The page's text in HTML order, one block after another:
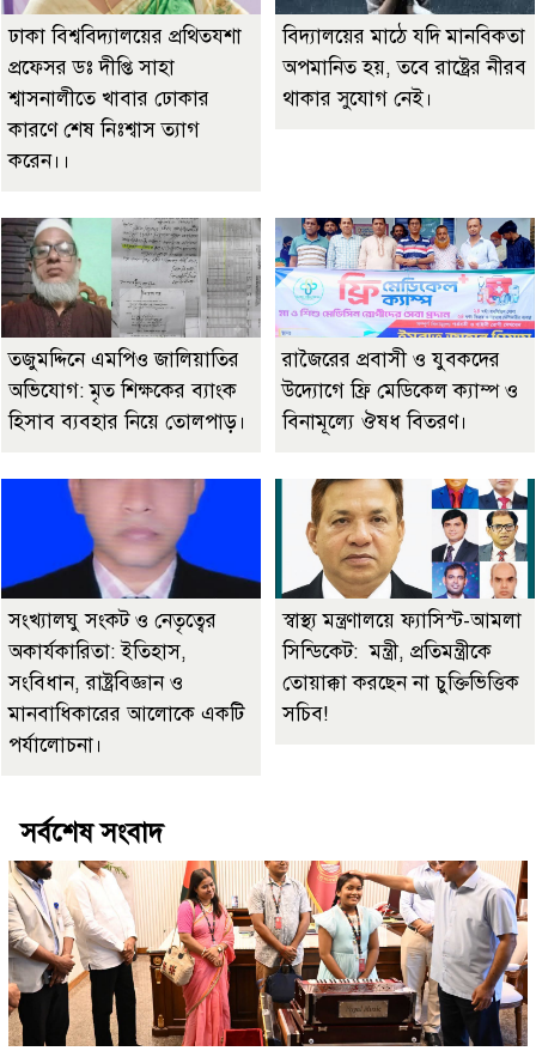
ঢাকা বিশ্ববিদ্যালয়ের প্রথিতযশা
প্রফেসর ডঃ দীপ্তি সাহা
শ্বাসনালীতে খাবার ঢোকার
কারণে শেষ নিঃশ্বাস ত্যাগ
করেন।।
বিদ্যালয়ের মাঠে যদি মানবিকতা
অপমানিত হয়, তবে রাষ্ট্রের নীরব
থাকার সুযোগ নেই।
তজুমদ্দিনে এমপিও জালিয়াতির
অভিযোগ: মৃত শিক্ষকের ব্যাংক
হিসাব ব্যবহার নিয়ে তোলপাড়।
রাজৈরের‌ প্রবাসী ও যুবকদের
উদ্যোগে ফ্রি মেডিকেল ক্যাম্প ও
বিনামূল্যে ঔষধ বিতরণ।
সংখ্যালঘু সংকট ও নেতৃত্বের
অকার্যকারিতা: ইতিহাস,
সংবিধান, রাষ্ট্রবিজ্ঞান ও
মানবাধিকারের আলোকে একটি
পর্যালোচনা।
স্বাস্থ্য মন্ত্রণালয়ে ফ্যাসিস্ট-আমলা
সিন্ডিকেট: মন্ত্রী, প্রতিমন্ত্রীকে
তোয়াক্কা করছেন না চুক্তিভিত্তিক
সচিব!
সর্বশেষ সংবাদ